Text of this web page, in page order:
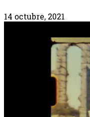
14 octubre, 2021